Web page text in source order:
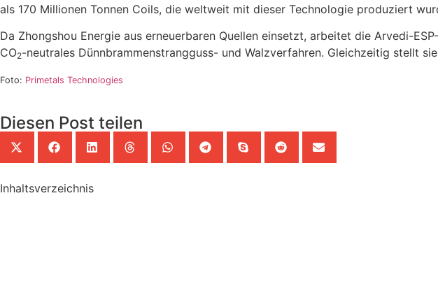
als 170 Millionen Tonnen Coils, die weltweit mit dieser Technologie produziert
Da Zhongshou Energie aus erneuerbaren Quellen einsetzt, arbeitet die Arvedi-
CO2-neutrales Dünnbrammenstrangguss- und Walzverfahren. Gleichzeitig stellt
Foto: Primetals Technologies
Diesen Post teilen
Inhaltsverzeichnis